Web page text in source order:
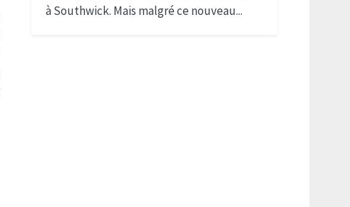
à Southwick. Mais malgré ce nouveau...